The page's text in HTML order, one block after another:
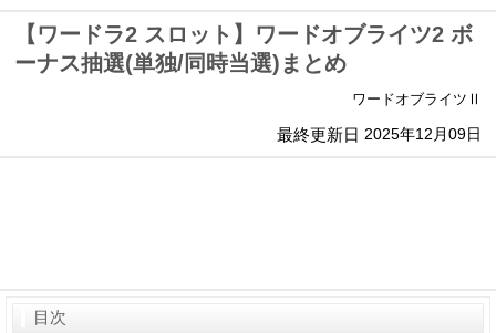
【ワードラ2 スロット】ワードオブライツ2 ボ
ーナス抽選(単独/同時当選)まとめ
ワードオブライツⅡ
最終更新日 2025年12月09日
目次